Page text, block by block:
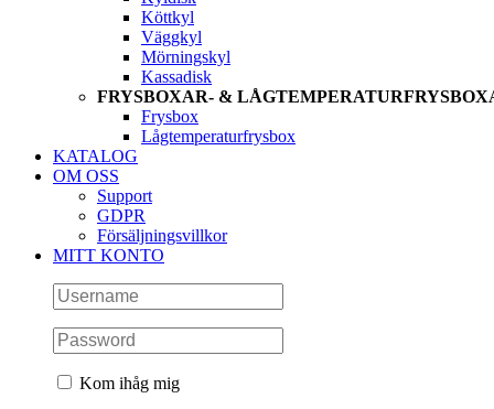
Köttkyl
Väggkyl
Mörningskyl
Kassadisk
FRYSBOXAR- &
Frysbox
Lågtemperaturfrysbox
KATALOG
OM OSS
Support
GDPR
Försäljningsvillkor
MITT KONTO
Kom ihåg mig